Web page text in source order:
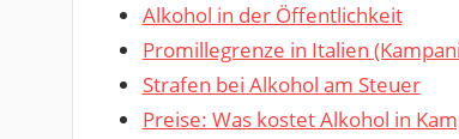
Alkohol in der Öffentlichkeit
Promillegrenze in Italien
Strafen bei Alkohol am Steuer
Preise: Was kostet Alkohol in